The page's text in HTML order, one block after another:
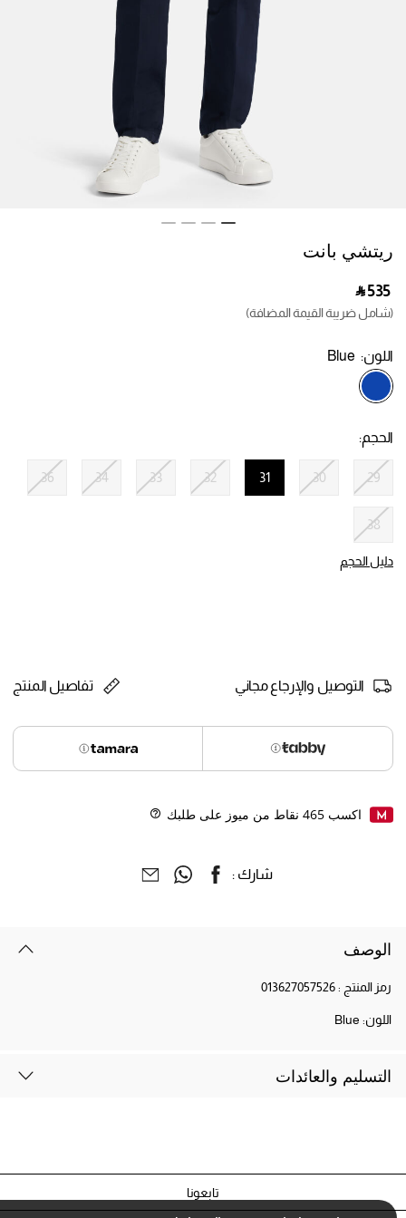
ريتشي بانت
‎ ⃁ ⁦535⁩ ‎
(شامل ضريبة القيمة المضافة)
اللون:Blue
الحجم:
29
30
31
32
33
34
36
38
دليل الحجم
التوصيل والإرجاع مجاني تفاصيل المنتج
اكسب465نقاط من ميوز على طلبك
شارك :
الوصف
رمز المنتج : 013627057526
اللون:Blue
التسليم والعائدات
تابعونا